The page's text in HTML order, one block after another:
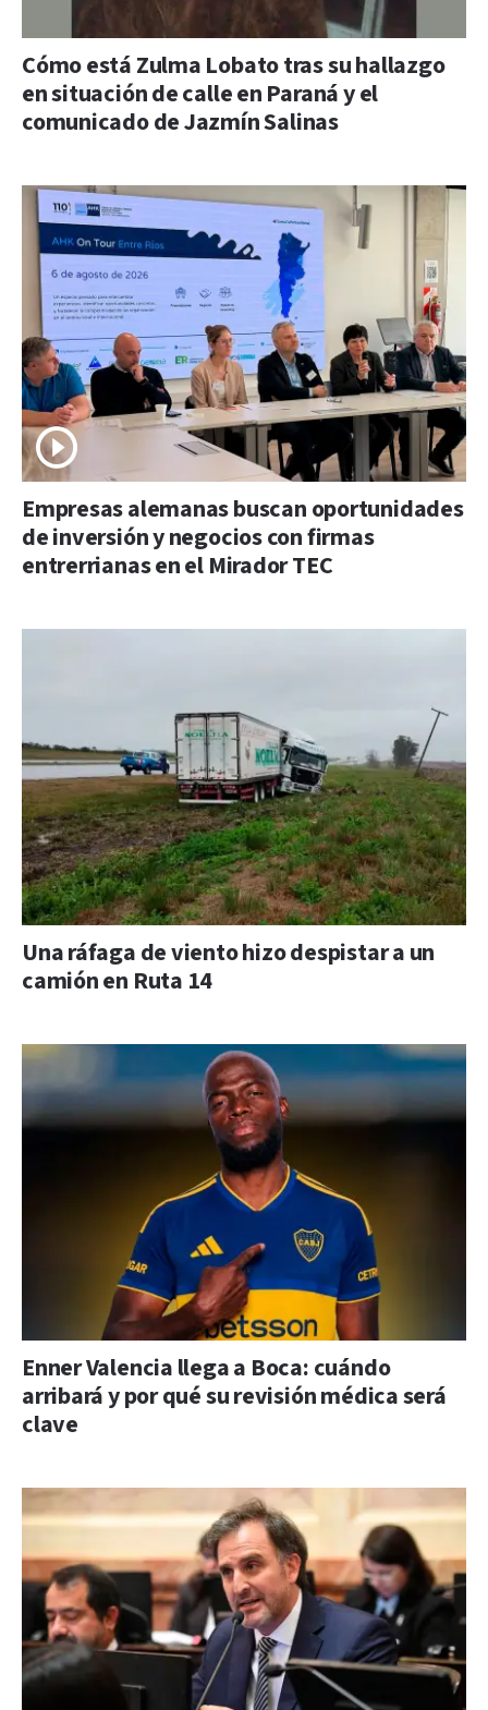
Cómo está Zulma Lobato tras su hallazgo
en situación de calle en Paraná y el
comunicado de Jazmín Salinas
Empresas alemanas buscan oportunidades
de inversión y negocios con firmas
entrerrianas en el Mirador TEC
Una ráfaga de viento hizo despistar a un
camión en Ruta 14
Enner Valencia llega a Boca: cuándo
arribará y por qué su revisión médica será
clave